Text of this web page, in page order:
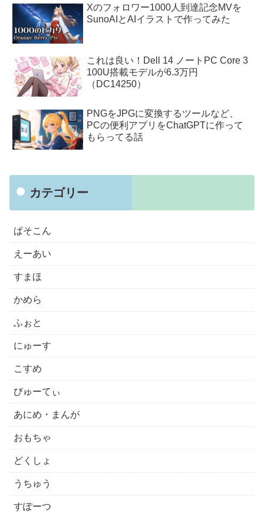
Xのフォロワー1000人到達記念MVを
SunoAIとAIイラストで作ってみた
これは良い！Dell 14 ノートPC Core 3
100U搭載モデルが6.3万円
（DC14250）
PNGをJPGに変換するツールなど、
PCの便利アプリをChatGPTに作って
もらってる話
カテゴリー
ぱそこん
えーあい
すまほ
かめら
ふぉと
にゅーす
こすめ
びゅーてぃ
あにめ・まんが
おもちゃ
どくしょ
うちゅう
すぽーつ